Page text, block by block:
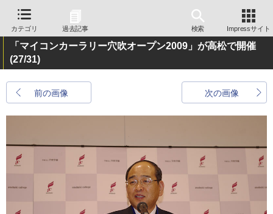
カテゴリ 過去記事 検索 Impressサイト
「マイコンカーラリー穴吹オープン2009」が高松で開催
(27/31)
前の画像 次の画像